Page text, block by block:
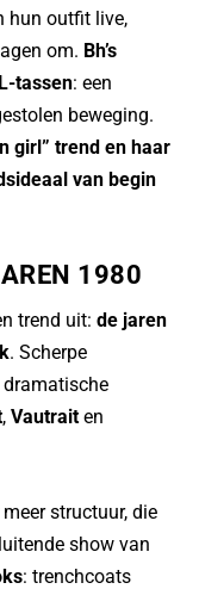
hun outfit live,
om. Bh’s
tassen: een
beweging.
girl” trend en haar
van begin
1980
trend uit:de jaren
. Scherpe
dramatische
,Vautraiten
structuur, die
show van
: trenchcoats